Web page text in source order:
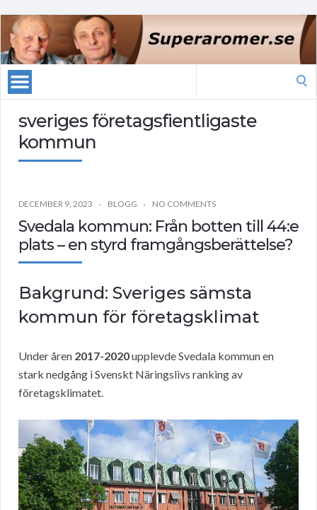
sveriges företagsfientligaste
kommun
DECEMBER 9, 2023 BLOGG NO COMMENTS
Svedala kommun: Från botten till 44:e
plats – en styrd framgångsberättelse?
Bakgrund: Sveriges sämsta
kommun för företagsklimat
Under åren 2017-2020upplevde Svedala kommun en
stark nedgång i Svenskt Näringslivs ranking av
företagsklimatet.